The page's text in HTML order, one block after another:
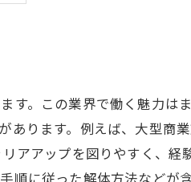
す。この業界で働く魅力は
あります。例えば、大型商
アアップを図りやすく、経
順に従った解体方法などが